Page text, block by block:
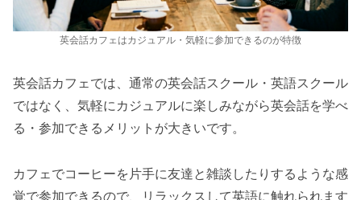
英会話カフェはカジュアル・気軽に参加できるのが特徴
英会話カフェでは、通常の英会話スクール・英語スクール
ではなく、気軽にカジュアルに楽しみながら英会話を学べ
る・参加できるメリットが大きいです。
カフェでコーヒーを片手に友達と雑談したりするような感
覚で参加できるので、リラックスして英語に触れられます